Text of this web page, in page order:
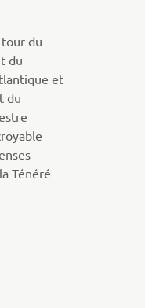
du
du
et
du
Ténéré